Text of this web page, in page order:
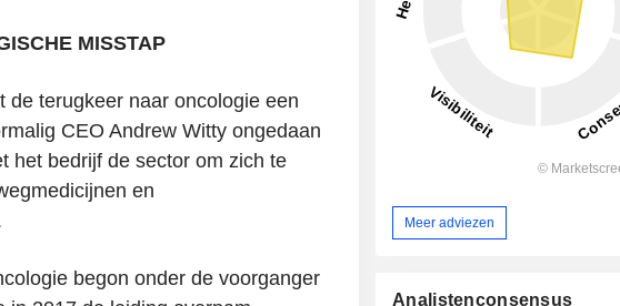
MISSTAP
de terugkeer naar oncologie een
CEO Andrew Witty ongedaan
het bedrijf de sector om zich te
en
begon onder de voorganger
Meer adviezen
Analistenconsensus